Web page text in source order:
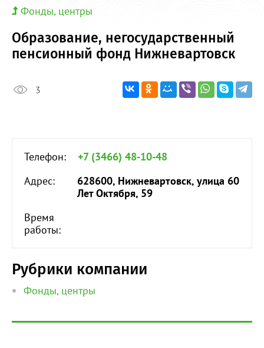
Фонды, центры
Образование, негосударственный
пенсионный фонд Нижневартовск
3
Телефон:
+7 (3466) 48-10-48
Адрес:
628600, Нижневартовск, улица 60
Лет Октября, 59
Время
работы:
Рубрики компании
Фонды, центры